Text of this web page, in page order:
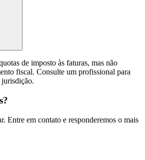
de imposto às faturas, mas não
fiscal. Consulte um profissional para
jurisdição.
Entre em contato e responderemos o mais